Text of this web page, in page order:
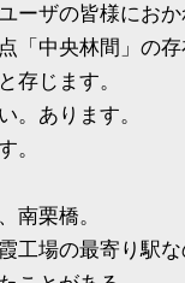
ーザの皆様にお
「中央林間」の
存じます。
。あります。
。
南栗橋。
工場の最寄り駅